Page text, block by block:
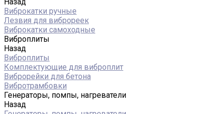
Виброкатки ручные
Лезвия для виброреек
Виброкатки самоходные
Виброплиты
Назад
Виброплиты
Комплектующие для виброплит
Виброрейки для бетона
Вибротрамбовки
Генераторы, помпы, нагреватели
Назад